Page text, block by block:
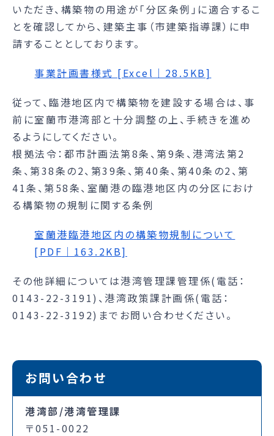
いただき、構築物の用途が「分区条例」に適合するこ
とを確認してから、建築主事（市建築指導課）に申
請することとしております。
事業計画書様式 [Excel｜28.5KB]
従って、臨港地区内で構築物を建設する場合は、事
前に室蘭市港湾部と十分調整の上、手続きを進め
るようにしてください。
根拠法令：都市計画法第8条、第9条、港湾法第2
条、第38条の2、第39条、第40条、第40条の2、第
41条、第58条、室蘭港の臨港地区内の分区におけ
る構築物の規制に関する条例
室蘭港臨港地区内の構築物規制について
[PDF｜163.2KB]
その他詳細については港湾管理課管理係(電話：
0143-22-3191)、港湾政策課計画係(電話：
0143-22-3192)までお問い合わせください。
お問い合わせ
港湾部/港湾管理課
〒051-0022